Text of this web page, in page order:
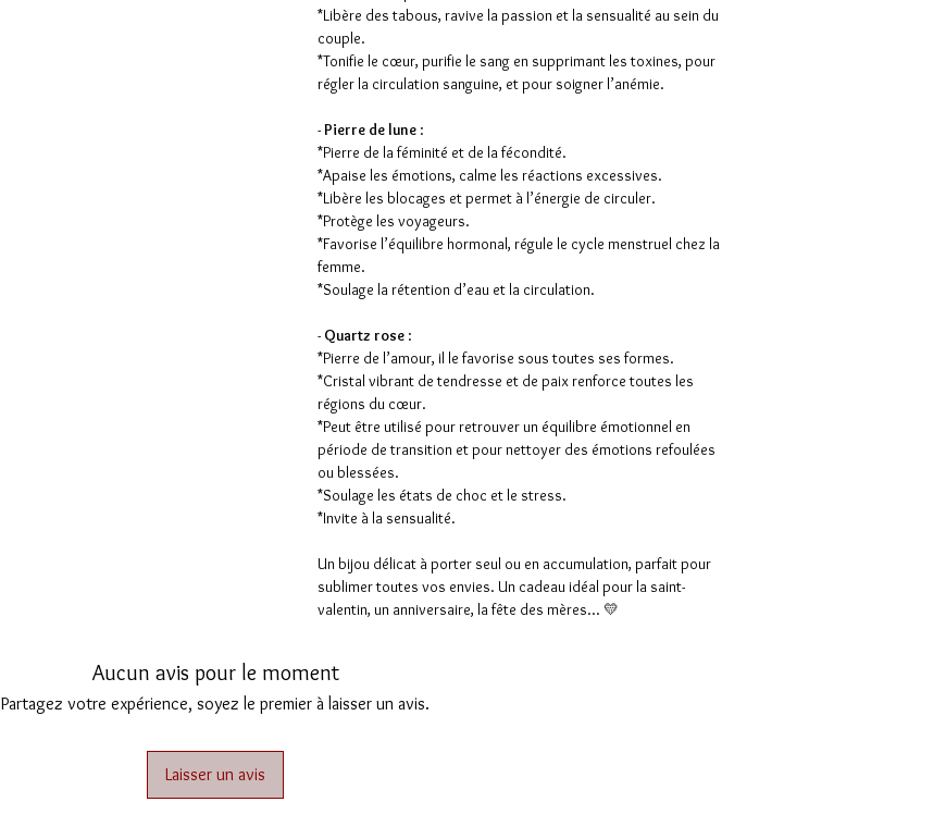
*Libère des tabous, ravive la passion et la sensualité au sein du
couple.
*Tonifie le cœur, purifie le sang en supprimant les toxines, pour
régler la circulation sanguine, et pour soigner l’anémie.
-Pierre de lune :
*Pierre de la féminité et de la fécondité.
*Apaise les émotions, calme les réactions excessives.
*Libère les blocages et permet à l’énergie de circuler.
*Protège les voyageurs.
*Favorise l’équilibre hormonal, régule le cycle menstruel chez la
femme.
*Soulage la rétention d’eau et la circulation.
- Quartz rose :
*Pierre de l’amour, il le favorise sous toutes ses formes.
*Cristal vibrant de tendresse et de paix renforce toutes les
régions du cœur.
*Peut être utilisé pour retrouver un équilibre émotionnel en
période de transition et pour nettoyer des émotions refoulées
ou blessées.
*Soulage les états de choc et le stress.
*Invite à la sensualité.
Un bijou délicat à porter seul ou en accumulation, parfait pour
sublimer toutes vos envies. Un cadeau idéal pour la saint-
valentin, un anniversaire, la fête des mères... 💛
Aucun avis pour le moment
Partagez votre expérience, soyez le premier à laisser un avis.
Laisser un avis